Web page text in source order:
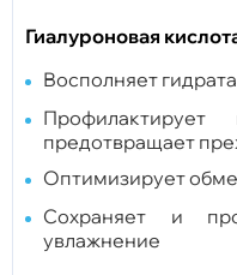
Гиалуроновая
Восполняет
предотвращает
Оптимизирует
Сохраняет и
увлажнение